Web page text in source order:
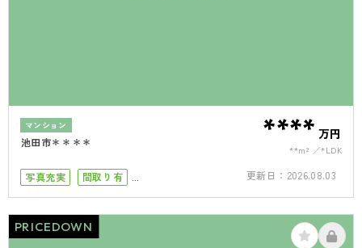
マンション
池田市＊＊＊＊ **** 万円
**m² *LDK
写真充実
間取り有
4LDK以上
更新日： 2026.08.03
PRICEDOWN